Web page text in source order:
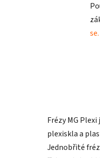
se.
Frézy MG
plexiskla a
Jednobřité